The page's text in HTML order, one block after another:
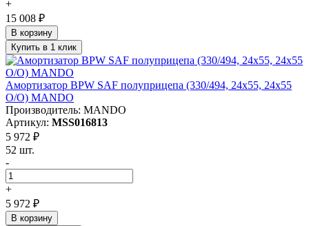
+
15 008 ₽
В корзину
Купить в 1 клик
Амортизатор BPW SAF полуприцепа (330/494, 24x55, 24x55
О/O) MANDO
Производитель: MANDO
Артикул: MSS016813
5 972 ₽
52 шт.
-
+
5 972 ₽
В корзину